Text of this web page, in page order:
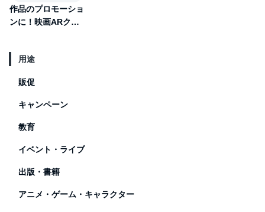
作品のプロモーショ
ンに！映画ARクイ
用途
販促
キャンペーン
教育
イベント・ライブ
出版・書籍
アニメ・ゲーム・キャラクター